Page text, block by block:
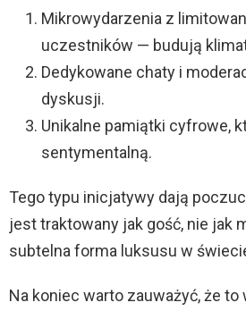
Mikrowydarzenia z
uczestników — budują
Dedykowane chaty i
dyskusji.
Unikalne pamiątki cyfrowe,
sentymentalną.
Tego typu inicjatywy dają
jest traktowany jak gość, nie jak
subtelna forma luksusu w
Na koniec warto zauważyć, że to